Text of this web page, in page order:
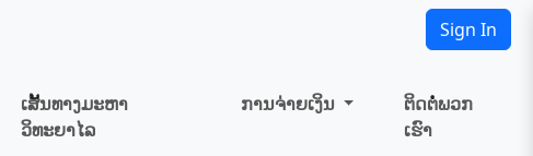
Sign In
ເສັ້ນທາງມະຫາ
ວິທະຍາໄລ
ການຈ່າຍເງິນ
ຕິດຕໍ່ພວກ
ເຮົາ